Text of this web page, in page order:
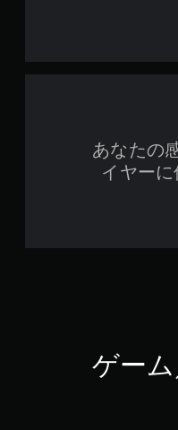
あなたの
イヤーに
ゲー